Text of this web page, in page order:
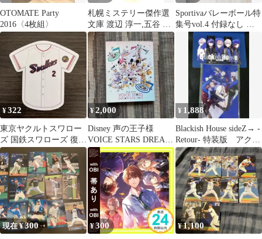
OTOMATE Party
2016〈4枚組〉
札幌ミステリー傑作選
文庫 渡辺 淳一,五谷 翔,
船山 馨,西木 正明,片岡
義男,石川 喬司,夏堀 正
元,森村 誠一 河出書房
新
Sportivaバレーボール特
集号vol.4 付録なし 表
紙:髙橋藍
¥322
東京ヤクルトスワロー
ズ 国鉄スワローズ 復刻
ユニホーム型カード 古
賀優大
¥2,000
Disney 声の王子様
VOICE STARS DREAM
LIVE 2019
¥ 1,888
Blackish House sideZ→ -
Retour- 特装版 アクス
タ
現在 ¥300 ¥300 ¥1,100